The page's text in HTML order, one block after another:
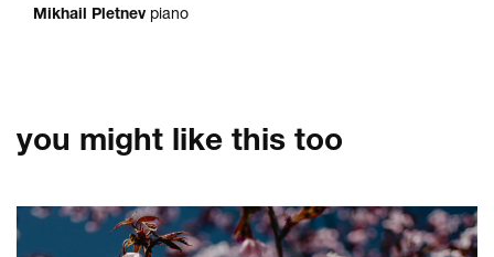
Mikhail Pletnev piano
you might like this too